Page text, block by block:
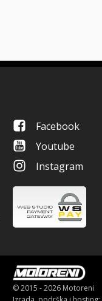
Facebook
Youtube
Instagram
© 2015 - 2026 Motoreni